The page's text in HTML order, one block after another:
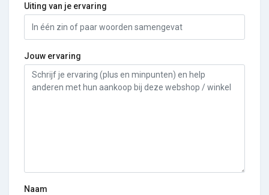
Uiting van je ervaring
Jouw ervaring
Naam